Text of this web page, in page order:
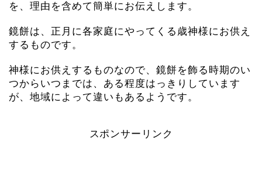
を、理由を含めて簡単にお伝えします。
鏡餅は、正月に各家庭にやってくる歳神様にお供え
するものです。
神様にお供えするものなので、鏡餅を飾る時期のい
つからいつまでは、ある程度はっきりしています
が、地域によって違いもあるようです。
スポンサーリンク